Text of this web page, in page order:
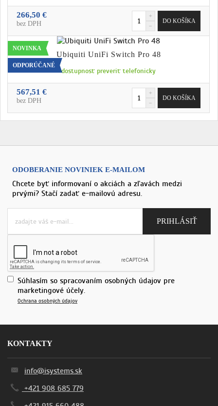
266,50 €
bez DPH
NOVINKA
ODPORÚČANÉ
Ubiquiti UniFi Switch Pro 48
dostupnosť preveriť telefonicky
567,51 €
bez DPH
ODOBERANIE NOVINIEK E-MAILOM
Chcete byť informovaní o akciách a zľavách medzi
prvými? Stačí zadať e-mailovú adresu.
Súhlasím so spracovaním osobných údajov pre
marketingové účely.
Ochrana osobných údajov
KONTAKTY
info@isystems.sk
+421 908 685 779